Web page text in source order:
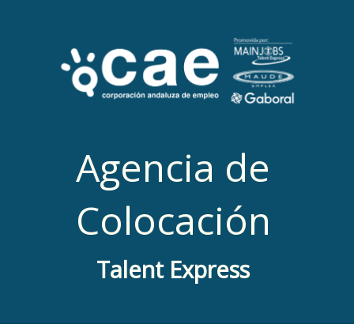
Agencia de
Colocación
Talent Express